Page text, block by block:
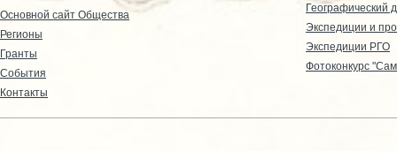
Основной сайт Общества
Регионы
Гранты
События
Контакты
Географический
Экспедиции и
Экспедиции РГО
Фотоконкурс